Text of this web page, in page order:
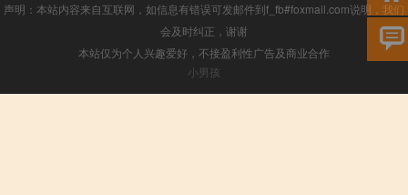
声明：本站内容来自互联网，如信息有错误可发邮件到f_fb#foxmail.com说明，我们
会及时纠正，谢谢
本站仅为个人兴趣爱好，不接盈利性广告及商业合作
小男孩